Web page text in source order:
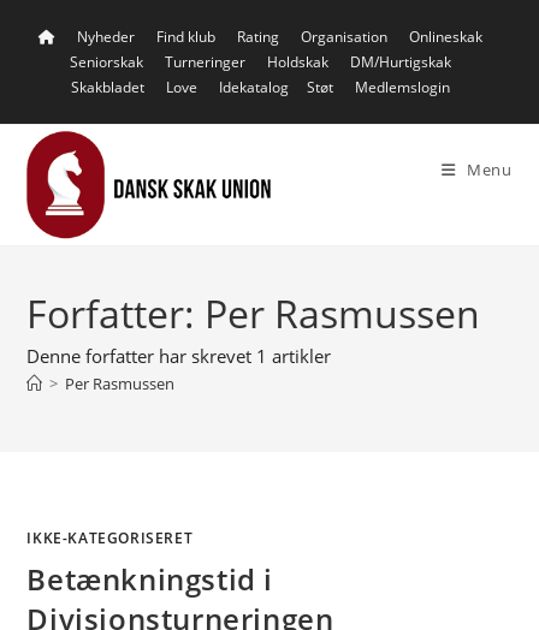
Nyheder Find klub Rating Organisation
Onlineskak
Seniorskak
Turneringer Holdskak
DM/Hurtigskak
Skakbladet
Love Idekatalog Støt Medlemslogin
Menu
Forfatter: Per Rasmussen
Denne forfatter har skrevet 1 artikler
> Per Rasmussen
IKKE-KATEGORISERET
Betænkningstid i
Divisionsturneringen